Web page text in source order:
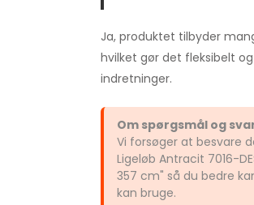
Ja, produktet tilbyder
hvilket gør det fleksibelt
indretninger.
Om spørgsmål og
Vi forsøger at besvare
Ligeløb Antracit 7016-
357 cm" så du bedre
kan bruge.